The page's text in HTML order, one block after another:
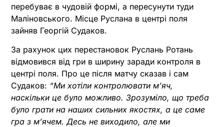
перебуває в чудовій формі, а пересунути туди
Маліновського. Місце Руслана в центрі поля
зайняв Георгій Судаков.
За рахунок цих перестановок Руслань Ротань
відмовився від гри в ширину заради контроля в
центрі поля. Про це після матчу сказав і сам
Судаков: “Ми хотіли контролювати м’яч,
наскільки це було можливо. Зрозуміло, що треба
було грати на наших сильних якостях, а це саме
гра з м’ячем. Десь не виходило, але ми